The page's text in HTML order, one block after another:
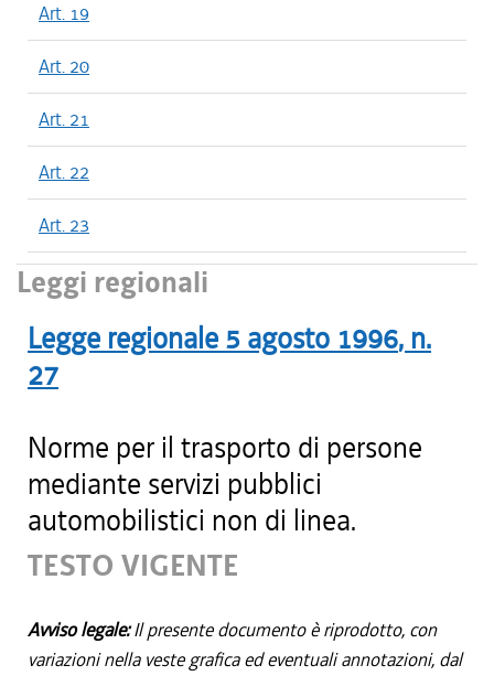
Art. 19
Art. 20
Art. 21
Art. 22
Art. 23
Leggi regionali
Legge regionale 5 agosto 1996, n.
27
Norme per il trasporto di persone
mediante servizi pubblici
automobilistici non di linea.
TESTO VIGENTE
Avviso legale:Il presente documento è riprodotto, con
variazioni nella veste grafica ed eventuali annotazioni, dal